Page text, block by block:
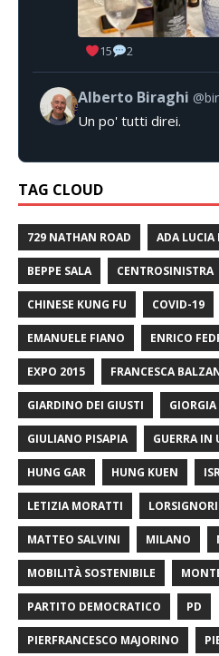
15 2
Alberto Biraghi
Un po' tutti direi.
TAG CLOUD
729 NATHAN ROAD ADA LUCIA
BEPPE SALA CENTROSINISTRA
CHINESE KUNG FU COVID-19
EMANUELE FIANO ENRICO
EXPO 2015 FRANCESCA
GIARDINO DEI GIUSTI
GIULIANO PISAPIA GUERRA IN
HUNG GAR HUNG KUEN
LETIZIA MORATTI LORSIGNORI
MATTEO SALVINI MILANO
MOBILITÀ SOSTENIBILE
PARTITO DEMOCRATICO PD
PIERFRANCESCO MAJORINO